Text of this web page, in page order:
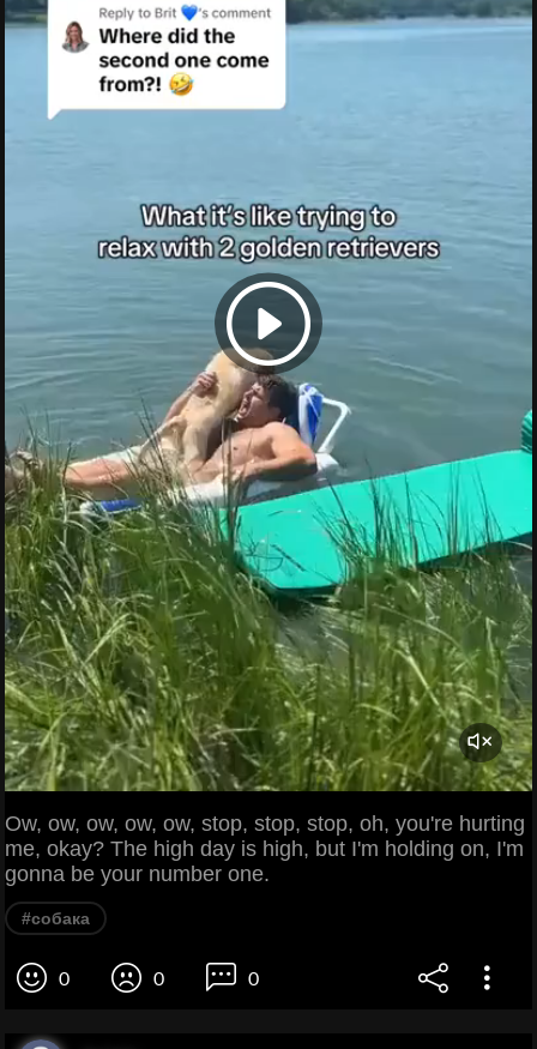
Ow, ow, ow, ow, ow, stop, stop, stop, oh, you're hurting
me, okay? The high day is high, but I'm holding on, I'm
gonna be your number one.
#собака
0 0 0